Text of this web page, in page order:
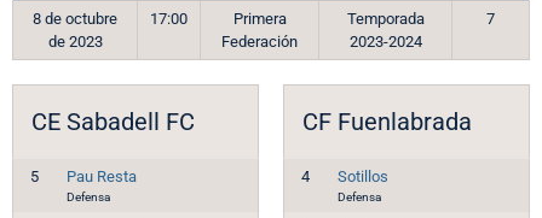
8 de octubre
de 2023
17:00
Primera
Federación
Temporada
2023-2024
7
CE Sabadell FC
5 Pau Resta
Defensa
CF Fuenlabrada
4 Sotillos
Defensa